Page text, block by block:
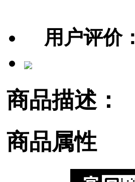
用户评价：
商品描述：
商品属性